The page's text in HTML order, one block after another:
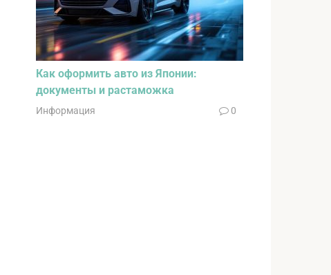
Как оформить авто из Японии:
документы и растаможка
Информация 0